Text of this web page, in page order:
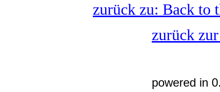
zurück zu: Back to
zurück
powered in